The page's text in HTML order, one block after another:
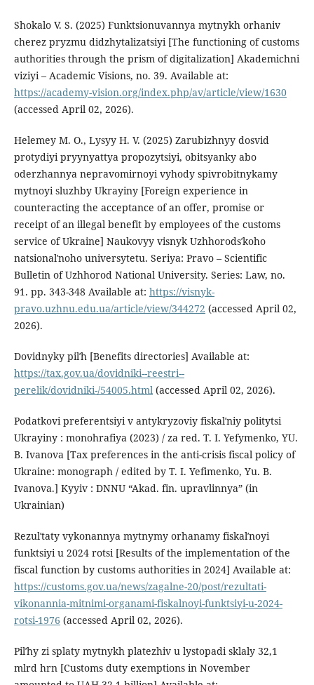
Shokalo V. S. (2025) Funktsionuvannya mytnykh orhaniv
cherez pryzmu didzhytalizatsiyi [The functioning of customs
authorities through the prism of digitalization] Akademichni
viziyi – Academic Visions, no. 39. Available at:
https://academy-vision.org/index.php/av/article/view/1630
(accessed April 02, 2026).
Helemey M. O., Lysyy H. V. (2025) Zarubizhnyy dosvid
protydiyi pryynyattya propozytsiyi, obitsyanky abo
oderzhannya nepravomirnoyi vyhody spivrobitnykamy
mytnoyi sluzhby Ukrayiny [Foreign experience in
counteracting the acceptance of an offer, promise or
receipt of an illegal benefit by employees of the customs
service of Ukraine] Naukovyy visnyk Uzhhorodsʹkoho
natsionalʹnoho universytetu. Seriya: Pravo – Scientific
Bulletin of Uzhhorod National University. Series: Law, no.
91. pp. 343-348 Available at: https://visnyk-
pravo.uzhnu.edu.ua/article/view/344272 (accessed April 02,
2026).
Dovidnyky pilʹh [Benefits directories] Available at:
https://tax.gov.ua/dovidniki--reestri--
perelik/dovidniki-/54005.html(accessed April 02, 2026).
Podatkovi preferentsiyi v antykryzoviy fiskalʹniy politytsi
Ukrayiny : monohrafiya (2023) / za red. T. I. Yefymenko, YU.
B. Ivanova [Tax preferences in the anti-crisis fiscal policy of
Ukraine: monograph / edited by T. I. Yefimenko, Yu. B.
Ivanova.] Kyyiv : DNNU “Akad. fin. upravlinnya” (in
Ukrainian)
Rezulʹtaty vykonannya mytnymy orhanamy fiskalʹnoyi
funktsiyi u 2024 rotsi [Results of the implementation of the
fiscal function by customs authorities in 2024] Available at:
https://customs.gov.ua/news/zagalne-20/post/rezultati-
vikonannia-mitnimi-organami-fiskalnoyi-funktsiyi-u-2024-
rotsi-1976 (accessed April 02, 2026).
Pilʹhy zi splaty mytnykh platezhiv u lystopadi sklaly 32,1
mlrd hrn [Customs duty exemptions in November